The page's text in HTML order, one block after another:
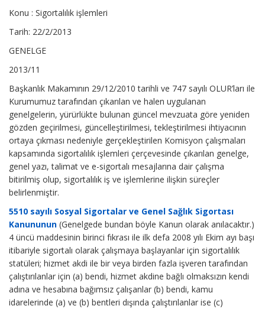
Konu : Sigortalılık işlemleri
Tarih: 22/2/2013
GENELGE
2013/11
Başkanlık Makamının 29/12/2010 tarihli ve 747 sayılı OLUR’ları ile
Kurumumuz tarafından çıkarılan ve halen uygulanan
genelgelerin, yürürlükte bulunan güncel mevzuata göre yeniden
gözden geçirilmesi, güncelleştirilmesi, tekleştirilmesi ihtiyacının
ortaya çıkması nedeniyle gerçekleştirilen Komisyon çalışmaları
kapsamında sigortalılık işlemleri çerçevesinde çıkarılan genelge,
genel yazı, talimat ve e-sigortalı mesajlarına dair çalışma
bitirilmiş olup, sigortalılık iş ve işlemlerine ilişkin süreçler
belirlenmiştir.
5510 sayılı Sosyal Sigortalar ve Genel Sağlık Sigortası
Kanununun (Genelgede bundan böyle Kanun olarak anılacaktır.)
4 üncü maddesinin birinci fıkrası ile ilk defa 2008 yılı Ekim ayı başı
itibariyle sigortalı olarak çalışmaya başlayanlar için sigortalılık
statüleri; hizmet akdi ile bir veya birden fazla işveren tarafından
çalıştırılanlar için (a) bendi, hizmet akdine bağlı olmaksızın kendi
adına ve hesabına bağımsız çalışanlar (b) bendi, kamu
idarelerinde (a) ve (b) bentleri dışında çalıştırılanlar ise (c)